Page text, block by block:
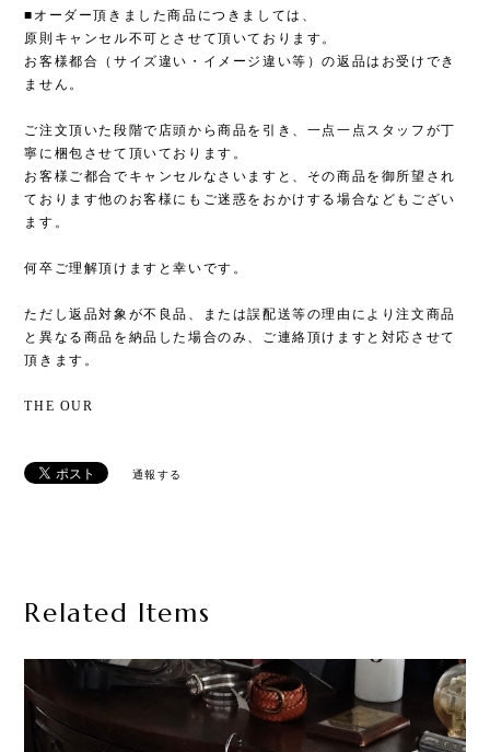
■オーダー頂きました商品につきましては、
原則キャンセル不可とさせて頂いております。
お客様都合（サイズ違い・イメージ違い等）の返品はお受けでき
ません。
ご注文頂いた段階で店頭から商品を引き、一点一点スタッフが丁
寧に梱包させて頂いております。
お客様ご都合でキャンセルなさいますと、その商品を御所望され
ております他のお客様にもご迷惑をおかけする場合などもござい
ます。
何卒ご理解頂けますと幸いです。
ただし返品対象が不良品、または誤配送等の理由により注文商品
と異なる商品を納品した場合のみ、ご連絡頂けますと対応させて
頂きます。
THE OUR
通報する
Related Items